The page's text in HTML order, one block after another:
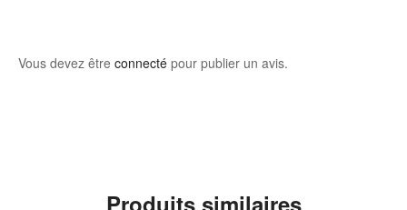
Vous devez être connecté pour publier un avis.
Produits similaires